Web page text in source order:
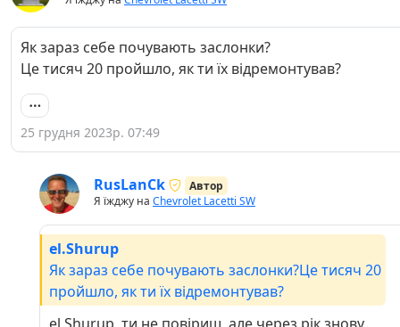
Як зараз себе почувають заслонки?
Це тисяч 20 пройшло, як ти їх відремонтував?
25 грудня 2023р. 07:49
RusLanCk
Автор
Я їжджу на Chevrolet Lacetti SW
el.Shurup
Як зараз себе почувають заслонки?Це тисяч 20
пройшло, як ти їх відремонтував?